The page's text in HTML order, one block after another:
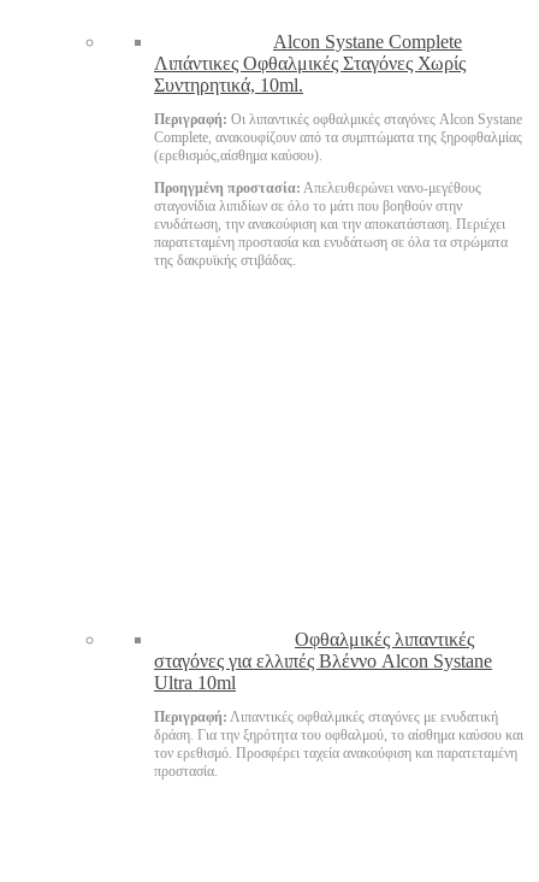
Alcon Systane Complete
Λιπάντικες Οφθαλμικές Σταγόνες Χωρίς
Συντηρητικά, 10ml.
Περιγραφή: Οι λιπαντικές οφθαλμικές σταγόνες Alcon Systane
Complete, ανακουφίζουν από τα συμπτώματα της ξηροφθαλμίας
(ερεθισμός,αίσθημα καύσου).
Προηγμένη προστασία: Απελευθερώνει νανο-μεγέθους
σταγονίδια λιπιδίων σε όλο το μάτι που βοηθούν στην
ενυδάτωση, την ανακούφιση και την αποκατάσταση. Περιέχει
παρατεταμένη προστασία και ενυδάτωση σε όλα τα στρώματα
της δακρυϊκής στιβάδας.
Oφθαλμικές λιπαντικές
σταγόνες για ελλιπές Βλέννο Alcon Systane
Ultra 10ml
Περιγραφή: Λιπαντικές οφθαλμικές σταγόνες με ενυδατική
δράση. Για την ξηρότητα του οφθαλμού, το αίσθημα καύσου και
τον ερεθισμό. Προσφέρει ταχεία ανακούφιση και παρατεταμένη
προστασία.